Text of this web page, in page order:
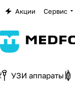
Акции Сервис
УЗИ аппараты